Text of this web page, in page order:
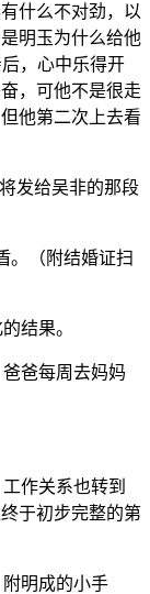
什么不对劲，以
明玉为什么给他
，心中乐得开
，可他不是很走
他第二次上去看
发给吴非的那段
。（附结婚证扫
结果。
爸每周去妈妈
作关系也转到
于初步完整的第
明成的小手